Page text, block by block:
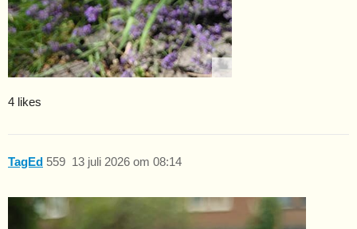
4 likes
TagEd 13 juli 2026 om 08:14
559